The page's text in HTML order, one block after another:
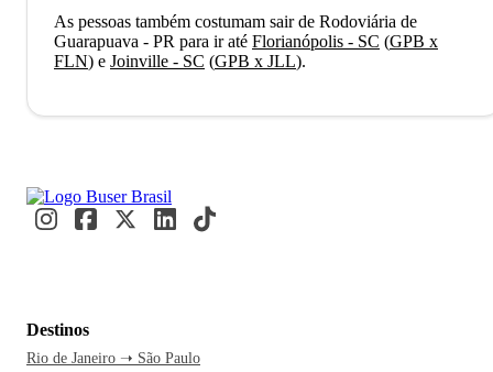
As pessoas também costumam sair de Rodoviária de
Guarapuava - PR para ir até Florianópolis - SC (GPB x
FLN) e Joinville - SC (GPB x JLL).
Destinos
Rio de Janeiro ➝ São Paulo